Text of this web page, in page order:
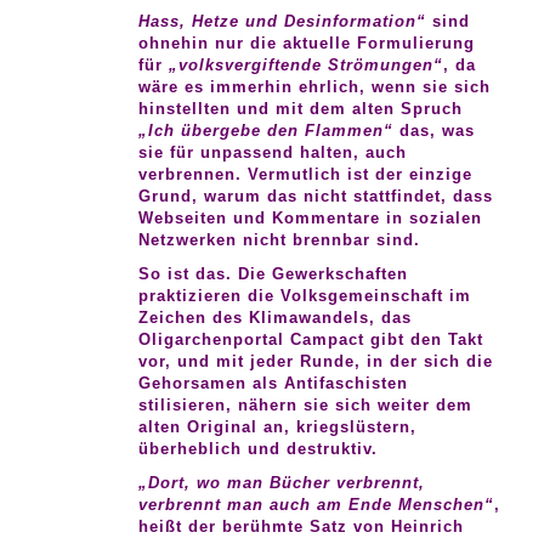
Hass, Hetze und Desinformation“ sind
ohnehin nur die aktuelle Formulierung
für„volksvergiftende Strömungen“, da
wäre es immerhin ehrlich, wenn sie sich
hinstellten und mit dem alten Spruch
„Ich übergebe den Flammen“ das, was
sie für unpassend halten, auch
verbrennen. Vermutlich ist der einzige
Grund, warum das nicht stattfindet, dass
Webseiten und Kommentare in sozialen
Netzwerken nicht brennbar sind.
So ist das. Die Gewerkschaften
praktizieren die Volksgemeinschaft im
Zeichen des Klimawandels, das
Oligarchenportal Campact gibt den Takt
vor, und mit jeder Runde, in der sich die
Gehorsamen als Antifaschisten
stilisieren, nähern sie sich weiter dem
alten Original an, kriegslüstern,
überheblich und destruktiv.
„Dort, wo man Bücher verbrennt,
verbrennt man auch am Ende Menschen“,
heißt der berühmte Satz von Heinrich